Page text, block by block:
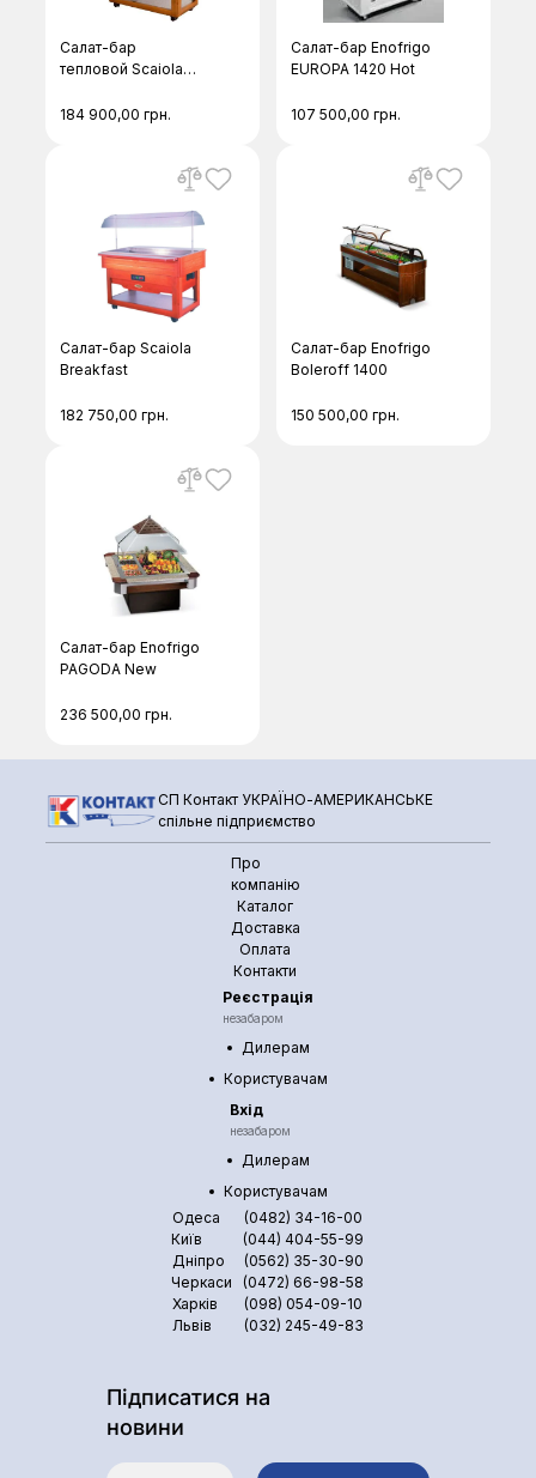
Салат-бар
тепловой Scaiola
184 900,00грн.
Салат-бар Enofrigo
EUROPA 1420 Hot
107 500,00грн.
Салат-бар Scaiola
Breakfast
182 750,00грн.
Салат-бар Enofrigo
Boleroff 1400
150 500,00грн.
Салат-бар Enofrigo
PAGODA New
236 500,00грн.
СП Контакт УКРАЇНО-АМЕРИКАНСЬКЕ
спільне підприємство
Про
компанію
Каталог
Доставка
Оплата
Контакти
Реєстрація
незабаром
Дилерам
Користувачам
Вхід
незабаром
Дилерам
Користувачам
Одеса
(0482) 34-16-00
Київ
(044) 404-55-99
Дніпро
(0562) 35-30-90
Черкаси
(0472) 66-98-58
Харків
(098) 054-09-10
Львів
(032) 245-49-83
Підписатися на
новини